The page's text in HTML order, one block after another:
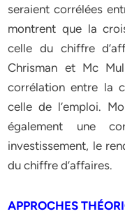
seraient corrélées
montrent que la
celle du chiffre
Chrisman et Mc
corrélation entre la
celle de l’emploi.
également une
investissement, le
du chiffre d’affaires.
APPROCHES